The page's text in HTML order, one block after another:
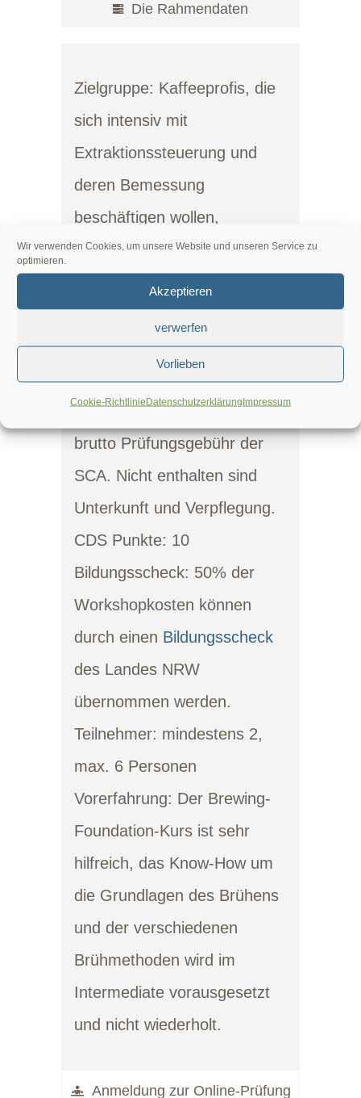
Wir verwenden Cookies, um unsere Website und unseren Service zu
optimieren.
Akzeptieren
verwerfen
Vorlieben
Cookie-RichtlinieDatenschutzerklärungImpressum
Die Rahmendaten
Zielgruppe: Kaffeeprofis, die
sich intensiv mit
Extraktionssteuerung und
deren Bemessung
beschäftigen wollen,
Kaffeeliebhaber/innen, die ihr
Wissen vertiefen möchten.
Seminardauer:Zwei Tage 10-
17/17.30 Uhr
Teilnahmegebühr:749,-.
Darin enthalten sind 243,95 €
brutto Prüfungsgebühr der
SCA. Nicht enthalten sind
Unterkunft und Verpflegung.
CDS Punkte: 10
Bildungsscheck: 50% der
Workshopkosten können
durch einen Bildungsscheck
des Landes NRW
übernommen werden.
Teilnehmer: mindestens 2,
max. 6 Personen
Vorerfahrung: Der Brewing-
Foundation-Kurs ist sehr
hilfreich, das Know-How um
die Grundlagen des Brühens
und der verschiedenen
Brühmethoden wird im
Intermediate vorausgesetzt
und nicht wiederholt.
Anmeldung zur Online-Prüfung